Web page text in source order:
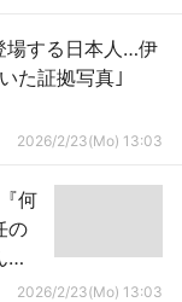
場する日本人…伊
た証拠写真｣
2026/2/23(Mo) 13:03
何
の
ま
2026/2/23(Mo) 13:03